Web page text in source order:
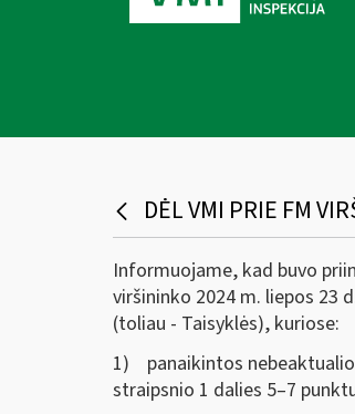
DĖL VMI PRIE FM
Informuojame, kad buvo
viršininko 2024 m. liepos 23
(toliau - Taisyklės), kuriose:
1) panaikintos
straipsnio 1 dalies 5–7